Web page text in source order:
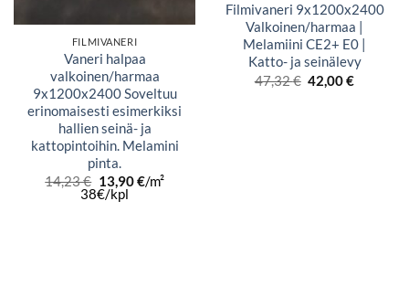
FILMIVANERI
Vaneri halpaa
valkoinen/harmaa
9x1200x2400 Soveltuu
erinomaisesti esimerkiksi
hallien seinä- ja
kattopintoihin. Melamini
pinta.
14,23€ Alkuperäinen
hinta
oli:
13,90€Nykyinen
hinta
/m²
38€/kpl
Filmivaneri 9x1200x2400
Valkoinen/harmaa |
Melamiini CE2+ E0 |
Katto- ja seinälevy
47,32€ Alkuperäinen
hinta
42,00€